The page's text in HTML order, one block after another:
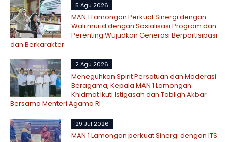
5 Agu 2026
MAN 1 Lamongan Perkuat Sinergi dengan
Wali murid dengan Sosialisasi Program dan
Perenting Wujudkan Generasi Berpartisipasi
dan Berkarakter
2 Agu 2026
Meneguhkan Spirit Persatuan dan Moderasi
Beragama, Kepala MAN 1 Lamongan
Khidmat Ikuti Istigasah dan Tabligh Akbar
Bersama Menteri Agama RI
29 Jul 2026
MAN 1 Lamongan perkuat Sinergi dengan ITS